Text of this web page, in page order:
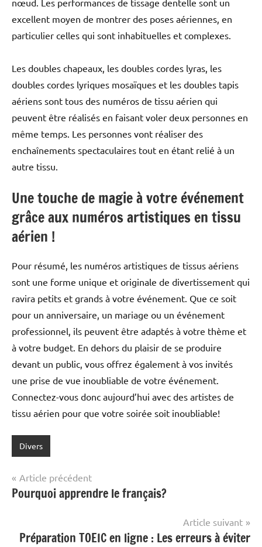
excellent moyen de montrer des poses aériennes, en
particulier celles qui sont inhabituelles et complexes.
Les doubles chapeaux, les doubles cordes lyras, les
doubles cordes lyriques mosaïques et les doubles tapis
aériens sont tous des numéros de tissu aérien qui
peuvent être réalisés en faisant voler deux personnes en
même temps. Les personnes vont réaliser des
enchaînements spectaculaires tout en étant relié à un
autre tissu.
Une touche de magie à votre événement
grâce aux numéros artistiques en tissu
aérien !
Pour résumé, les numéros artistiques de tissus aériens
sont une forme unique et originale de divertissement qui
ravira petits et grands à votre événement. Que ce soit
pour un anniversaire, un mariage ou un événement
professionnel, ils peuvent être adaptés à votre thème et
à votre budget. En dehors du plaisir de se produire
devant un public, vous offrez également à vos invités
une prise de vue inoubliable de votre événement.
Connectez-vous donc aujourd’hui avec des artistes de
tissu aérien pour que votre soirée soit inoubliable!
Divers
Navigation
de
Article précédent
Pourquoi apprendre le français?
Article suivant
Préparation TOEIC en ligne : Les erreurs à éviter